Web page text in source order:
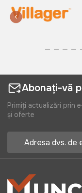
Abonați-vă
Primiți actualizări prin
și oferte